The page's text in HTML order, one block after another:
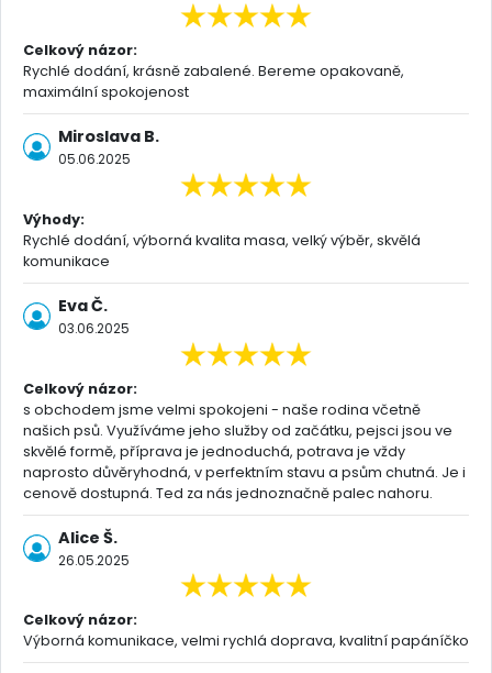
Celkový názor:
Rychlé dodání, krásně zabalené. Bereme opakovaně,
maximální spokojenost
Miroslava B.
05.06.2025
Výhody:
Rychlé dodání, výborná kvalita masa, velký výběr, skvělá
komunikace
Eva Č.
03.06.2025
Celkový názor:
s obchodem jsme velmi spokojeni - naše rodina včetně
našich psů. Využíváme jeho služby od začátku, pejsci jsou ve
skvělé formě, příprava je jednoduchá, potrava je vždy
naprosto důvěryhodná, v perfektním stavu a psům chutná. Je i
cenově dostupná. Ted za nás jednoznačně palec nahoru.
Alice Š.
26.05.2025
Celkový názor:
Výborná komunikace, velmi rychlá doprava, kvalitní papáníčko